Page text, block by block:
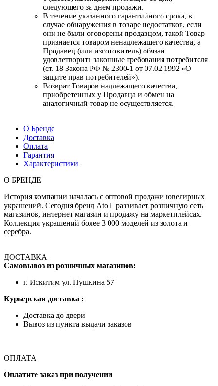
следующего за днем продажи.
В течение указанного гарантийного срока, в
случае обнаружения в товаре недостатков, если
они не были оговорены продавцом, такой Товар
признается товаром ненадлежащего качества, а
Продавец (или изготовитель) обязан
удовлетворить законные требования потребителя
(ст. 18 Закона РФ № 2300-1 от 07.02.1992 «О
защите прав потребителей»).
Возврат Товаров надлежащего качества,
приобретенных у Продавца и обмен на
аналогичный товар не осуществляется.
О Бренде
Доставка
Оплата
Гарантия
Характеристики
О БРЕНДЕ
История компании началась с оптовой продажи ювелирных
украшений. Сегодня бренд Atoll развивает розничную сеть
магазинов, интернет магазин и продажу на маркетплейсах.
Коллекция украшений более 3 000 моделей из золота и
серебра.
ДОСТАВКА
Самовывоз из розничных магазинов:
г. Искитим ул. Пушкина 57
Курьерская доставка :
Доставка до двери
Вывоз из пункта выдачи заказов
ОПЛАТА
Оплатите заказ при получении